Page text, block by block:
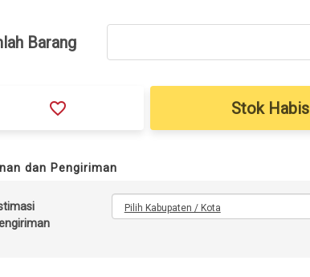
Barang
favorite_border Stok Habis
dan Pengiriman
Pilih Kabupaten / Kota